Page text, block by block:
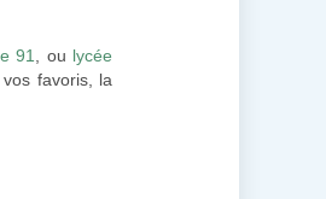
91 , ou lycée
favoris, la